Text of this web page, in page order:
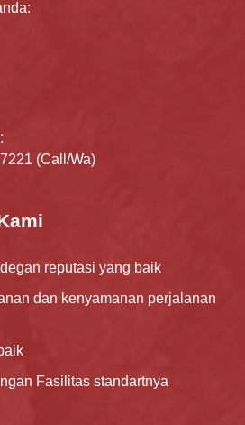
(Call/Wa)
reputasi yang baik
dan kenyamanan perjalanan
Fasilitas standartnya